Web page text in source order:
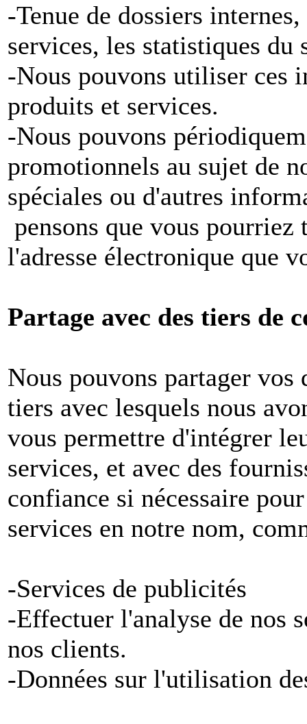
-Tenue de dossiers
services, les statistiques du
-Nous pouvons utiliser ces
produits et services.
-Nous pouvons
promotionnels au sujet de
spéciales ou d'autres
pensons que vous
l'adresse électronique que
Partage avec des tiers de
Nous pouvons partager vos
tiers avec lesquels nous
vous permettre d'intégrer
services, et avec des
confiance si nécessaire
services en notre nom,
-Services de publicités
-Effectuer l'analyse de nos
nos clients.
-Données sur l'utilisation